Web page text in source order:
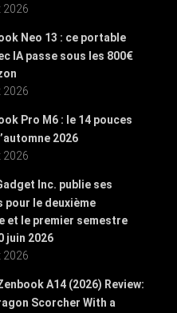
2026
Neo 13 : ce portable
IA passe sous les 800€
2026
Pro M6 : le 14 pouces
2026
2026
Inc. publie ses
pour le deuxième
et le premier semestre
juin 2026
2026
A14 (2026) Review:
Scorcher With a